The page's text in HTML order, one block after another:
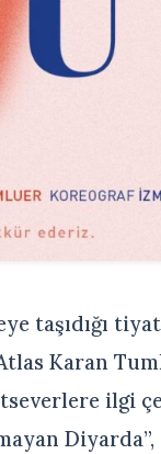
taşıdığı
Karan
ilgi
Diyarda”,